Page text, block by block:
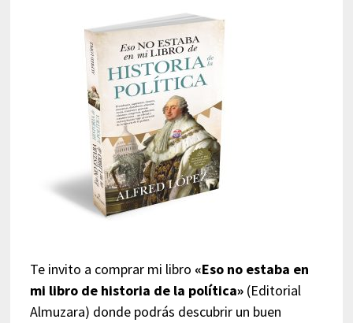
Te invito a comprar mi libro «Eso no estaba en
mi libro de historia de la política»(Editorial
Almuzara) donde podrás descubrir un buen